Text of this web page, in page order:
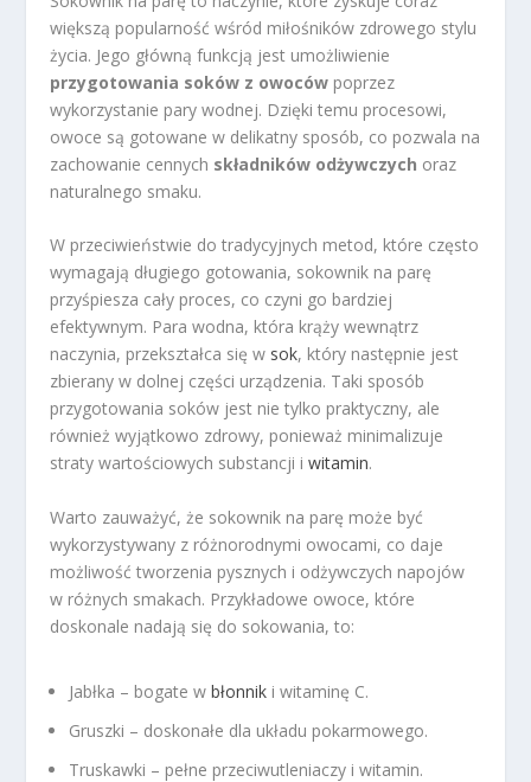
większą popularność wśród miłośników zdrowego stylu
życia. Jego główną funkcją jest umożliwienie
przygotowania soków z owoców poprzez
wykorzystanie pary wodnej. Dzięki temu procesowi,
owoce są gotowane w delikatny sposób, co pozwala na
zachowanie cennych składników odżywczych oraz
naturalnego smaku.
W przeciwieństwie do tradycyjnych metod, które często
wymagają długiego gotowania, sokownik na parę
przyśpiesza cały proces, co czyni go bardziej
efektywnym. Para wodna, która krąży wewnątrz
naczynia, przekształca się w sok, który następnie jest
zbierany w dolnej części urządzenia. Taki sposób
przygotowania soków jest nie tylko praktyczny, ale
również wyjątkowo zdrowy, ponieważ minimalizuje
straty wartościowych substancji iwitamin.
Warto zauważyć, że sokownik na parę może być
wykorzystywany z różnorodnymi owocami, co daje
możliwość tworzenia pysznych i odżywczych napojów
w różnych smakach. Przykładowe owoce, które
doskonale nadają się do sokowania, to:
Jabłka – bogate wbłonnik i witaminę C.
Gruszki – doskonałe dla układu pokarmowego.
Truskawki – pełne przeciwutleniaczy i witamin.